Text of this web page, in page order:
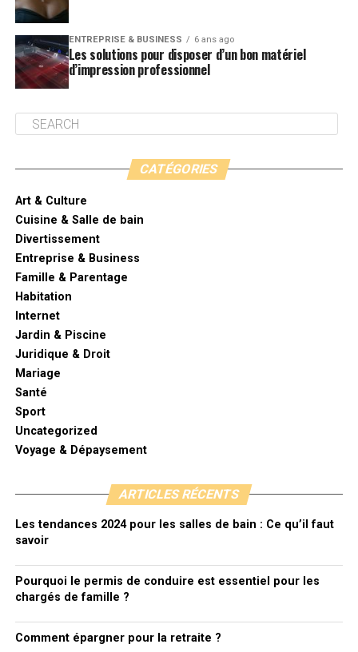
ENTREPRISE & BUSINESS 6 ans ago
Les solutions pour disposer d’un bon matériel
d’impression professionnel
CATÉGORIES
Art & Culture
Cuisine & Salle de bain
Divertissement
Entreprise & Business
Famille & Parentage
Habitation
Internet
Jardin & Piscine
Juridique & Droit
Mariage
Santé
Sport
Uncategorized
Voyage & Dépaysement
ARTICLES RÉCENTS
Les tendances 2024 pour les salles de bain : Ce qu’il faut
savoir
Pourquoi le permis de conduire est essentiel pour les
chargés de famille ?
Comment épargner pour la retraite ?